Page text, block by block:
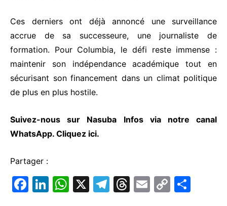
Ces derniers ont déjà annoncé une surveillance
accrue de sa successeure, une journaliste de
formation. Pour Columbia, le défi reste immense :
maintenir son indépendance académique tout en
sécurisant son financement dans un climat politique
de plus en plus hostile.
Suivez-nous sur Nasuba Infos via notre canal
WhatsApp. Cliquez ici.
Partager :
F
Li W X
T
T
E
C